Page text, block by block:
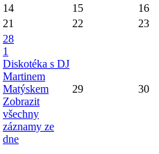
14 15
16
21 22 23
28
1
Diskotéka s DJ
Martinem
Matýskem
Zobrazit
všechny
záznamy ze
dne
29 30